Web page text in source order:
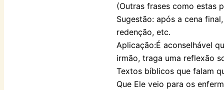
(Outras frases como estas
Sugestão: após a cena
redenção, etc.
Aplicação:É aconselhável
irmão, traga uma reflexão
Textos bíblicos que falam
Que Ele veio para os